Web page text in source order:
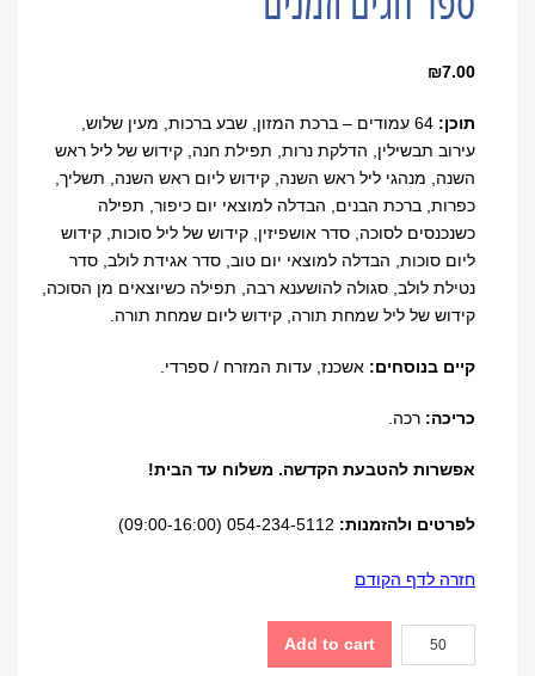
₪7.00
תוכן:
64 עמודים – ברכת המזון, שבע ברכות, מעין שלוש,
עירוב תבשילין, הדלקת נרות, תפילת חנה, קידוש של ליל ראש
השנה, מנהגי ליל ראש השנה, קידוש ליום ראש השנה, תשליך,
כפרות, ברכת הבנים, הבדלה למוצאי יום כיפור, תפילה
כשנכנסים לסוכה, סדר אושפיזין, קידוש של ליל סוכות, קידוש
ליום סוכות, הבדלה למוצאי יום טוב, סדר אגידת לולב, סדר
נטילת לולב, סגולה להושענא רבה, תפילה כשיוצאים מן הסוכה,
קידוש של ליל שמחת תורה, קידוש ליום שמחת תורה
קיים בנוסחים: אשכנז, עדות המזרח / ספרדי.
כריכה: רכה.
אפשרות להטבעת הקדשה. משלוח עד הבית!
לפרטים ולהזמנות:
חזרה לדף הקודם
ספר
חגים
Add to cart